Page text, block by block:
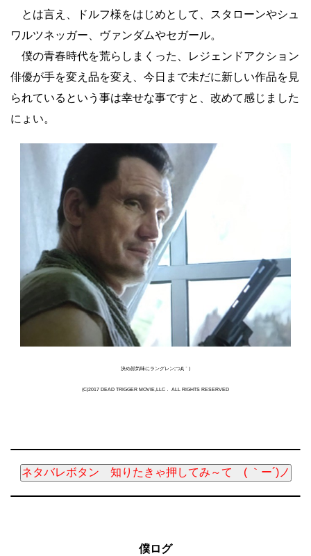
とは言え、ドルフ様をはじめとして、スタローンやシュ
ワルツネッガー、ヴァンダムやセガール。
僕の青春時代を荒らしまくった、レジェンドアクション
俳優が手を変え品を変え、今日まで未だに新しい作品を見
られているという事は幸せな事ですと、改めて感じました
にょい。
決め顔気味にラングレン;つД｀)
(C)2017 DEAD TRIGGER MOVIE,LLC． ALL RIGHTS RESERVED
ネタバレボタン 知りたきゃ押してみ～て ( ｀ー´)ノ
僕ログ